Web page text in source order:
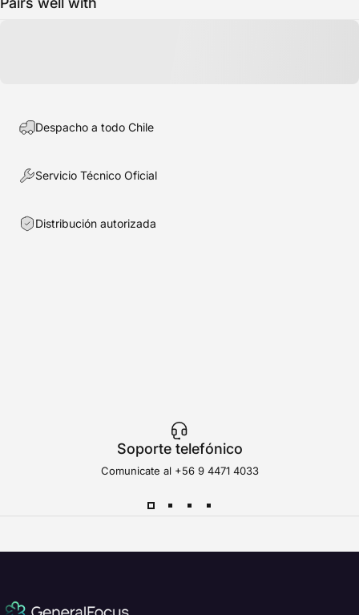
Despacho a todo Chile
Servicio Técnico Oficial
Distribución autorizada
Soporte telefónico
Comunicate al +56 9 4471 4033
GeneralFocus Chile